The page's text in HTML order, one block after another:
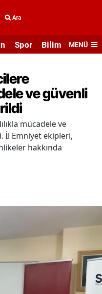
Ara
Spor Bilim veMENÜ
ve güvenli
mücadele ve
İl Emniyet ekipleri,
hakkında